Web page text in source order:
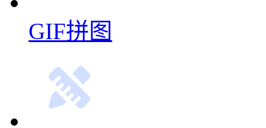
GIF拼图